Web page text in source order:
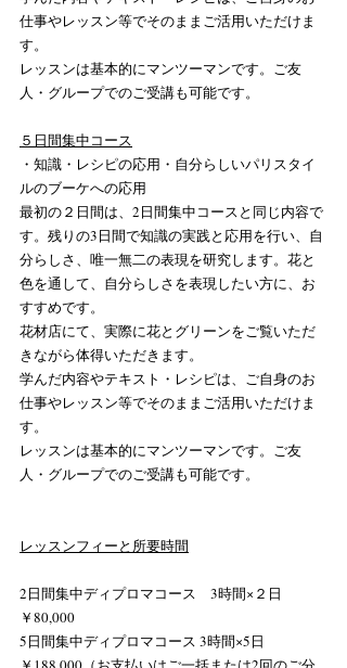
仕事やレッスン等でそのままご活用いただけま
す。
レッスンは基本的にマンツーマンです。ご友
人・グループでのご受講も可能です。
５日間集中コース
・知識・レシピの応用・自分らしいパリスタイ
ルのブーケへの応用
最初の２日間は、2日間集中コースと同じ内容で
す。残りの3日間で知識の実践と応用を行い、自
分らしさ、唯一無二の表現を研究します。花と
色を通して、自分らしさを表現したい方に、お
すすめです。​
花材店にて、実際に花とグリーンをご覧いただ
きながら体得いただきます。
​学んだ内容やテキスト・レシピは、ご自身のお
仕事やレッスン等でそのままご活用いただけま
す。
レッスンは基本的にマンツーマンです。ご友
人・グループでのご受講も可能です。
レッスンフィーと所要時間
2日間集中ディプロマコース　3時間×２日
￥80,000
5日間集中ディプロマコース 3時間×5日